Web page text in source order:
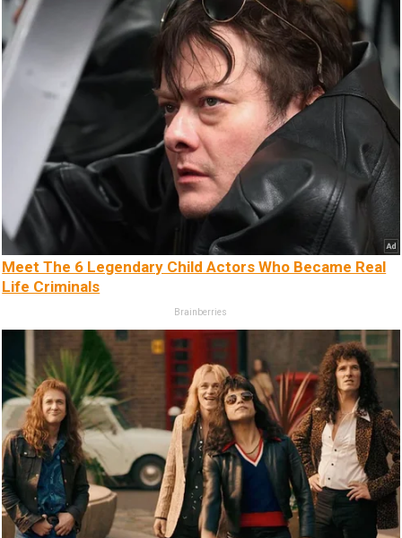
Meet The 6 Legendary Child Actors Who Became Real
Life Criminals
Brainberries